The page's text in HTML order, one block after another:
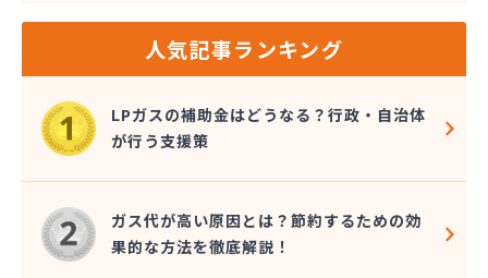
人気記事ランキング
LPガスの補助金はどうなる？行政・自治体
が行う支援策
ガス代が高い原因とは？節約するための効
果的な方法を徹底解説！